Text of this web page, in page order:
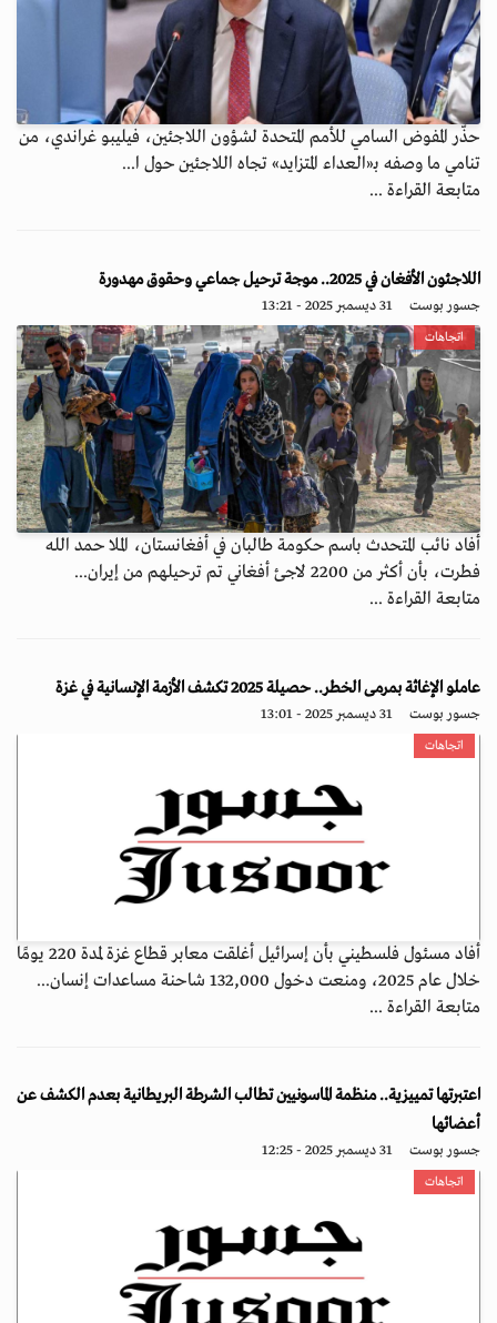
حذّر المفوض السامي للأمم المتحدة لشؤون اللاجئين، فيليبو غراندي، من
تنامي ما وصفه بـ«العداء المتزايد» تجاه اللاجئين حول ا...
متابعة القراءة ...
اللاجئون الأفغان في 2025.. موجة ترحيل جماعي وحقوق مهدورة
جسور بوست 31 ديسمبر 2025 - 13:21
اتجاهات
أفاد نائب المتحدث باسم حكومة طالبان في أفغانستان، الملا حمد الله
فطرت، بأن أكثر من 2200 لاجئ أفغاني تم ترحيلهم من إيران...
متابعة القراءة ...
عاملو الإغاثة بمرمى الخطر.. حصيلة 2025 تكشف الأزمة الإنسانية في غزة
جسور بوست 31 ديسمبر 2025 - 13:01
اتجاهات
أفاد مسئول فلسطيني بأن إسرائيل أغلقت معابر قطاع غزة لمدة 220 يومًا
خلال عام 2025، ومنعت دخول 132,000 شاحنة مساعدات إنسان...
متابعة القراءة ...
اعتبرتها تمييزية.. منظمة الماسونيين تطالب الشرطة البريطانية بعدم الكشف عن
أعضائها
جسور بوست 31 ديسمبر 2025 - 12:25
اتجاهات